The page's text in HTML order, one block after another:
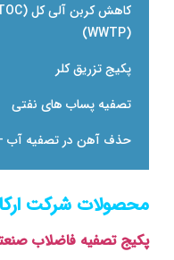
(WWTP)
پکیج تزریق کلر
تصفیه پساب های نفتی
حذف آهن در تصفیه آب
محصولات شرکت
پکیج تصفیه فاضلاب